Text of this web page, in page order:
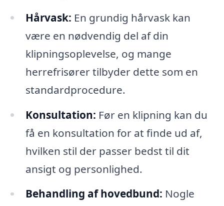
Hårvask: En grundig hårvask kan
være en nødvendig del af din
klipningsoplevelse, og mange
herrefrisører tilbyder dette som en
standardprocedure.
Konsultation: Før en klipning kan du
få en konsultation for at finde ud af,
hvilken stil der passer bedst til dit
ansigt og personlighed.
Behandling af hovedbund: Nogle